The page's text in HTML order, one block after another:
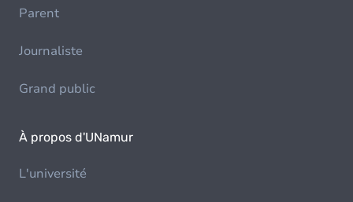
Parent
Journaliste
Grand public
À propos d'UNamur
L'université